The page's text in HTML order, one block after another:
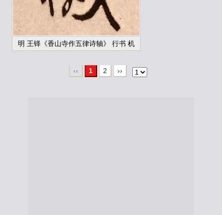
明 王铎《香山寺作五律诗轴》 行书 机
‹‹ 1 2 ››